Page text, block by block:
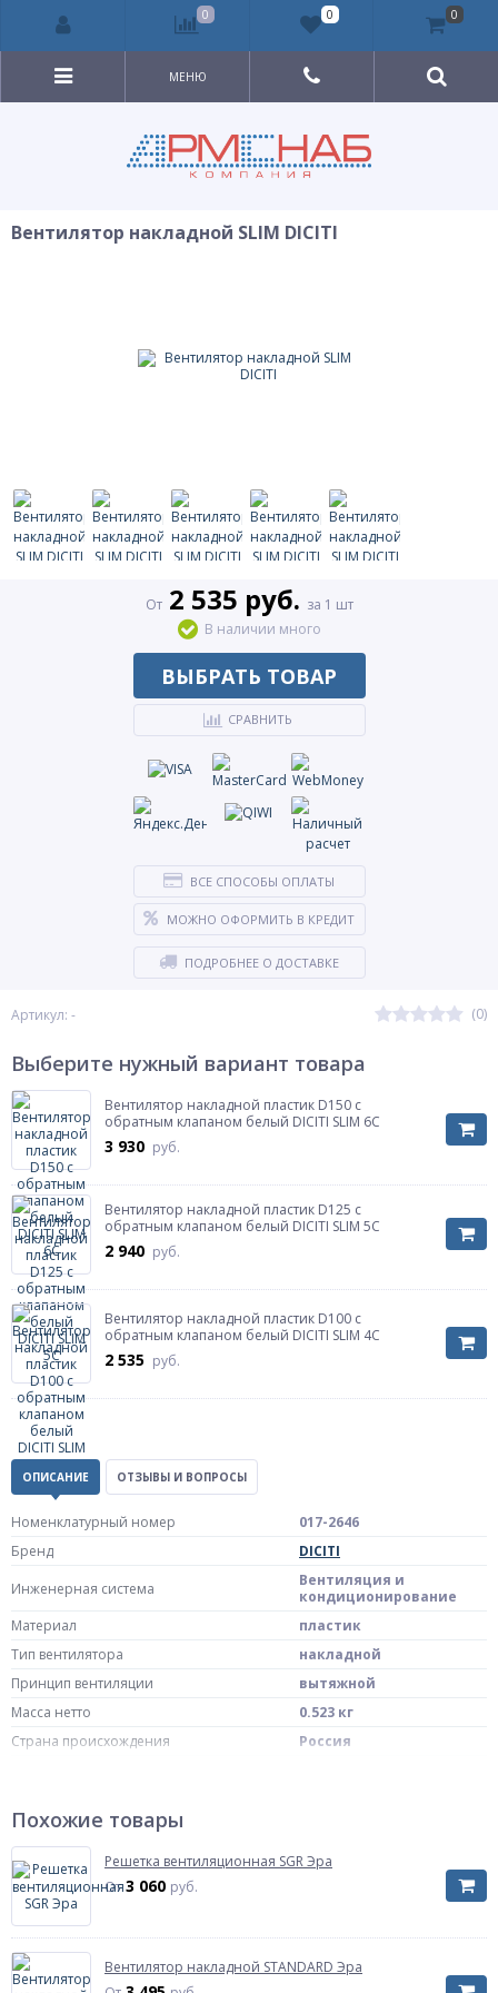
МЕНЮ
Вентилятор накладной SLIM DICITI
Артикул: - (0)
От2 535 руб. за 1 шт
В наличии много
ВЫБРАТЬ ТОВАР
СРАВНИТЬ
ВСЕ СПОСОБЫ ОПЛАТЫ
МОЖНО ОФОРМИТЬ В КРЕДИТ
ПОДРОБНЕЕ О ДОСТАВКЕ
Выберите нужный вариант товара
Вентилятор накладной пластик D150 с
обратным клапаном белый DICITI SLIM 6C
3 930 руб.
Вентилятор накладной пластик D125 с
обратным клапаном белый DICITI SLIM 5C
2 940 руб.
Вентилятор накладной пластик D100 с
обратным клапаном белый DICITI SLIM 4C
2 535 руб.
ОПИСАНИЕ ОТЗЫВЫ И ВОПРОСЫ
Номенклатурный номер
017-2646
Бренд
DICITI
Инженерная система
Вентиляция и
кондиционирование
Материал
пластик
Тип вентилятора
накладной
Принцип вентиляции
вытяжной
Масса нетто
0.523 кг
Страна происхождения
Россия
Примечание
помещениях как ванные
и туалетные комнаты,
кухни и помещения под
выполняет функцию
вытяжного устройства,
гарантируя устойчивую
Похожие товары
Решетка вентиляционная SGR Эра
От3 060 руб.
Вентилятор накладной STANDARD Эра
0 0 0